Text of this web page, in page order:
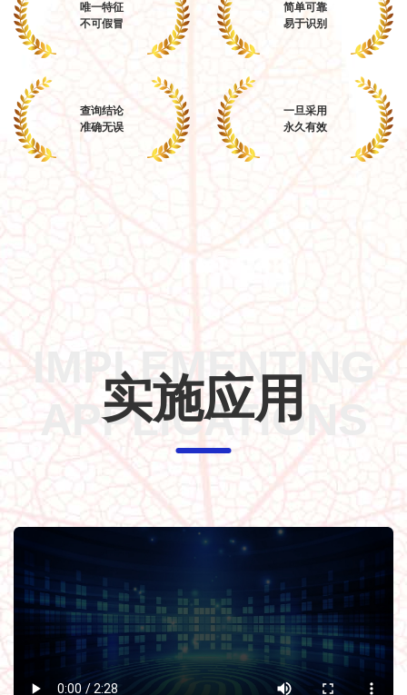
唯一特征
不可假冒
简单可靠
易于识别
查询结论
准确无误
一旦采用
永久有效
实施应用
IMPLEMENTING
APPLICATIONS